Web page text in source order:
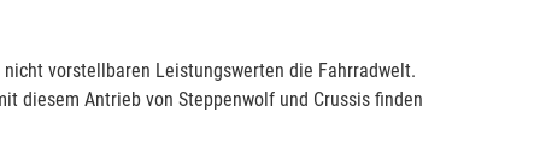
vorstellbaren Leistungswerten die Fahrradwelt.
diesem Antrieb von Steppenwolf und Crussis finden